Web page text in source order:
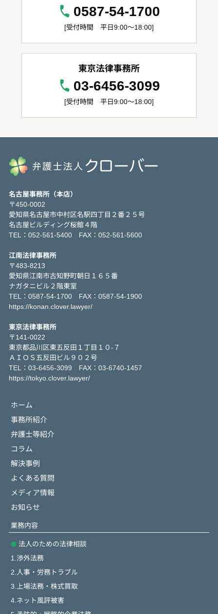
0587-54-1700
[受付時間 平日9:00～18:00]
東京法律事務所
03-6456-3099
[受付時間 平日9:00～18:00]
名古屋事務所（本店）
〒450-0002
愛知県名古屋市中村区名駅四丁目２番２５号
名古屋ビルディング桜館４階
TEL：052-561-5400 FAX：052-561-5600
江南法律事務所
〒483-8213
愛知県江南市古知野町朝日１６５番
ナガタニビル２階東室
TEL：0587-54-1700 FAX：0587-54-1900
https://konan.clover.lawyer/
東京法律事務所
〒141-0022
東京都品川区東五反田１丁目１０-７
ＡＩＯＳ五反田ビル９０２号
TEL：03-6456-3099 FAX：03-6740-1457
https://tokyo.clover.lawyer/
ホーム
事務所紹介
弁護士等紹介
コラム
解決事例
よくある質問
メディア情報
お知らせ
業務内容
法人のための法律相談
1.渉外法務
2.人事・労務トラブル
3.上場法務・株式買取
4.ネット風評被害